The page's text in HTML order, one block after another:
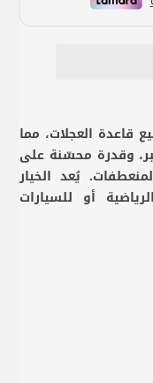
العجلات، مما
وقدرة محسّنة على
يُعد الخيار
أو للسيارات